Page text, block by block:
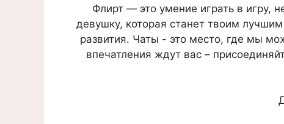
Флирт — это умение играть в игру,
девушку, которая станет твоим
развития. Чаты - это место, где мы
впечатления ждут вас –